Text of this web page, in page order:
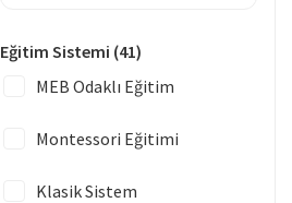
Eğitim Sistemi (41)
MEB Odaklı Eğitim
Montessori Eğitimi
Klasik Sistem